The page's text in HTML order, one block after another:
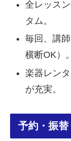
全レッス
タム。
毎回、講
横断OK）。
楽器レン
が充実。
予約・振